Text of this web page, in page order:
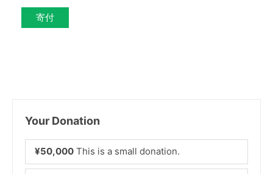
寄付
Your Donation
¥50,000 This is a small donation.